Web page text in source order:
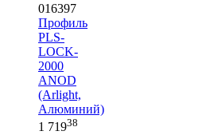
016397
Профиль
PLS-
LOCK-
2000
ANOD
(Arlight,
Алюминий)
1 71938